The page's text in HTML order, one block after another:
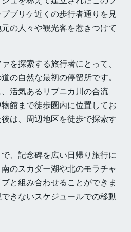
ブリケ近くの歩行者通りを見
の人々や観光客を惹きつけて
を探索する旅行者にとって、
の自然な最初の停留所です。
活気あるリブニカ川の合流
館まで徒歩圏内に位置してお
は、周辺地区を徒歩で探索す
、記念碑を広い日帰り旅行に
のスカダー湖や北のモラチャ
と組み合わせることができま
きないスケジュールでの移動